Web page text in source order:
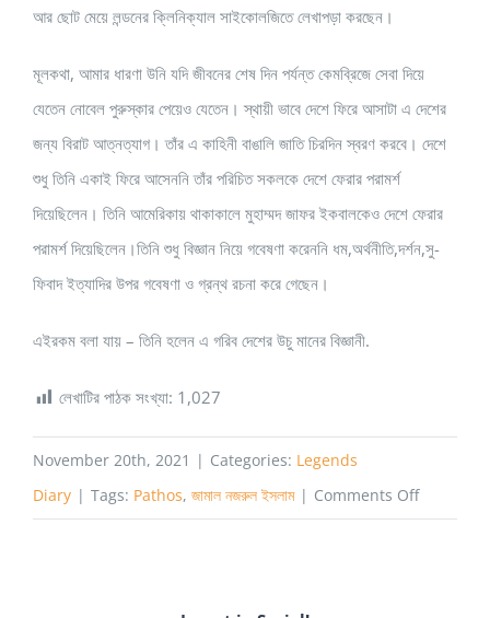
আর ছোট মেয়ে লন্ডনের ক্লিনিক্যাল সাইকোলজিতে লেখাপড়া করছেন।
মূলকথা, আমার ধারণা উনি যদি জীবনের শেষ দিন পর্যন্ত কেমব্রিজে সেবা দিয়ে
যেতেন নোবেল পুরুস্কার পেয়েও যেতেন। স্থায়ী ভাবে দেশে ফিরে আসাটা এ দেশের
জন্য বিরাট আত্নত্যাগ। তাঁর এ কাহিনী বাঙালি জাতি চিরদিন স্বরণ করবে। দেশে
শুধু তিনি একাই ফিরে আসেননি তাঁর পরিচিত সকলকে দেশে ফেরার পরামর্শ
দিয়েছিলেন। তিনি আমেরিকায় থাকাকালে মুহাম্মদ জাফর ইকবালকেও দেশে ফেরার
পরামর্শ দিয়েছিলেন।তিনি শুধু বিজ্ঞান নিয়ে গবেষণা করেননি ধম,অর্থনীতি,দর্শন,সু­
ফিবাদ ইত্যাদির উপর গবেষণা ও গ্রন্থ রচনা করে গেছেন।
এইরকম বলা যায় – তিনি হলেন এ গরিব দেশের উচু মানের বিজ্ঞানী.
লেখাটির পাঠক সংখ্যা: 1,027
November 20th, 2021 | Categories: Legends
Diary | Tags: Pathos, জামাল নজরুল ইসলাম | Comments Offon